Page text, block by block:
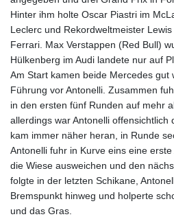
Hinter ihm holte Oscar Piastri im
Leclerc und Rekordweltmeister
Ferrari. Max Verstappen (Red Bull)
Hülkenberg im Audi landete nur auf
Am Start kamen beide Mercedes gut
Führung vor Antonelli. Zusammen
in den ersten fünf Runden auf mehr
allerdings war Antonelli offensichtlich
kam immer näher heran, in Runde
Antonelli fuhr in Kurve eins eine
die Wiese ausweichen und den
folgte in der letzten Schikane,
Bremspunkt hinweg und holperte
und das Gras.